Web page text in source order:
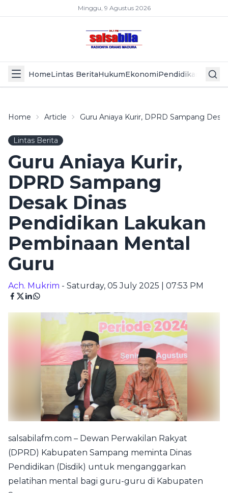
Minggu, 9 Agustus 2026
HomeLintas BeritaHukumEkonomiPendidikan Politik
Home Article Guru Aniaya Kurir, DPRD Sampang
Lintas Berita
Guru Aniaya Kurir,
DPRD Sampang
Desak Dinas
Pendidikan Lakukan
Pembinaan Mental
Guru
Ach. Mukrim - Saturday, 05 July 2025 | 07:53 PM
salsabilafm.com – Dewan Perwakilan Rakyat
(DPRD) Kabupaten Sampang meminta Dinas
Pendidikan (Disdik) untuk menganggarkan
pelatihan mental bagi guru-guru di Kabupaten